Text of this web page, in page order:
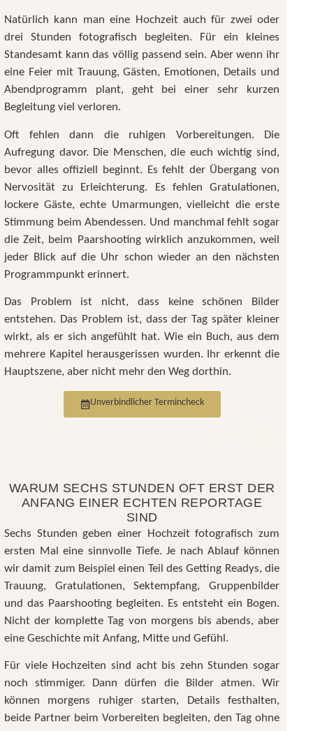
Natürlich kann man eine Hochzeit auch für zwei oder
drei Stunden fotografisch begleiten. Für ein kleines
Standesamt kann das völlig passend sein. Aber wenn ihr
eine Feier mit Trauung, Gästen, Emotionen, Details und
Abendprogramm plant, geht bei einer sehr kurzen
Begleitung viel verloren.
Oft fehlen dann die ruhigen Vorbereitungen. Die
Aufregung davor. Die Menschen, die euch wichtig sind,
bevor alles offiziell beginnt. Es fehlt der Übergang von
Nervosität zu Erleichterung. Es fehlen Gratulationen,
lockere Gäste, echte Umarmungen, vielleicht die erste
Stimmung beim Abendessen. Und manchmal fehlt sogar
die Zeit, beim Paarshooting wirklich anzukommen, weil
jeder Blick auf die Uhr schon wieder an den nächsten
Programmpunkt erinnert.
Das Problem ist nicht, dass keine schönen Bilder
entstehen. Das Problem ist, dass der Tag später kleiner
wirkt, als er sich angefühlt hat. Wie ein Buch, aus dem
mehrere Kapitel herausgerissen wurden. Ihr erkennt die
Hauptszene, aber nicht mehr den Weg dorthin.
Unverbindlicher Termincheck
WARUM SECHS STUNDEN OFT ERST DER
ANFANG EINER ECHTEN REPORTAGE
SIND
Sechs Stunden geben einer Hochzeit fotografisch zum
ersten Mal eine sinnvolle Tiefe. Je nach Ablauf können
wir damit zum Beispiel einen Teil des Getting Readys, die
Trauung, Gratulationen, Sektempfang, Gruppenbilder
und das Paarshooting begleiten. Es entsteht ein Bogen.
Nicht der komplette Tag von morgens bis abends, aber
eine Geschichte mit Anfang, Mitte und Gefühl.
Für viele Hochzeiten sind acht bis zehn Stunden sogar
noch stimmiger. Dann dürfen die Bilder atmen. Wir
können morgens ruhiger starten, Details festhalten,
beide Partner beim Vorbereiten begleiten, den Tag ohne